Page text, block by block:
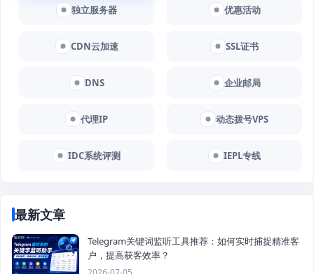
独立服务器 优惠活动
CDN云加速 SSL证书
DNS 企业邮局
代理IP 动态拨号VPS
IDC系统评测 IEPL专线
最新文章
Telegram关键词监听工具推荐：如何实时捕捉精准客
户，提高获客效率？